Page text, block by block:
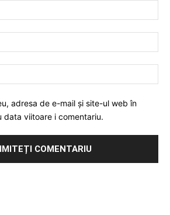
adresa de e-mail și site-ul web în
viitoare i comentariu.